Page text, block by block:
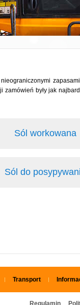
były jak
Sól workowana
Sól do
Transport
Regulamin